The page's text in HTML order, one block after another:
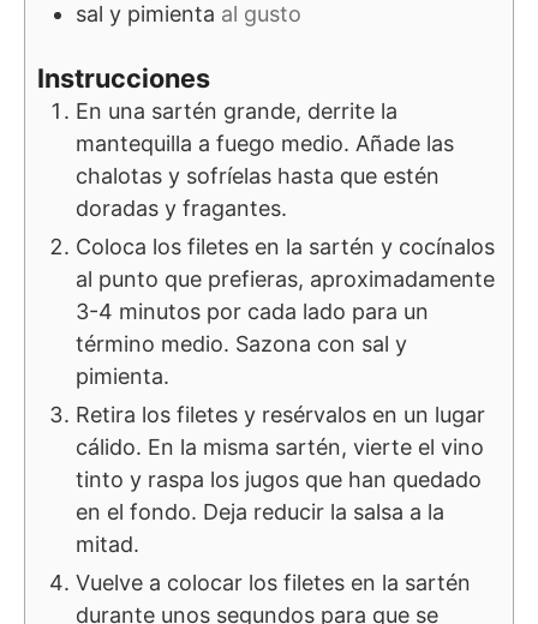
sal y pimienta al gusto
Instrucciones
En una sartén grande, derrite la
mantequilla a fuego medio. Añade las
chalotas y sofríelas hasta que estén
doradas y fragantes.
Coloca los filetes en la sartén y cocínalos
al punto que prefieras, aproximadamente
3-4 minutos por cada lado para un
término medio. Sazona con sal y
pimienta.
Retira los filetes y resérvalos en un lugar
cálido. En la misma sartén, vierte el vino
tinto y raspa los jugos que han quedado
en el fondo. Deja reducir la salsa a la
mitad.
Vuelve a colocar los filetes en la sartén
durante unos segundos para que se